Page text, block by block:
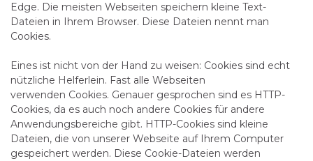
Edge. Die meisten Webseiten speichern kleine Text-
Dateien in Ihrem Browser. Diese Dateien nennt man
Cookies.
Eines ist nicht von der Hand zu weisen: Cookies sind echt
nützliche Helferlein. Fast alle Webseiten
verwenden Cookies. Genauer gesprochen sind es HTTP-
Cookies, da es auch noch andere Cookies für andere
Anwendungsbereiche gibt. HTTP-Cookies sind kleine
Dateien, die von unserer Webseite auf Ihrem Computer
gespeichert werden. Diese Cookie-Dateien werden